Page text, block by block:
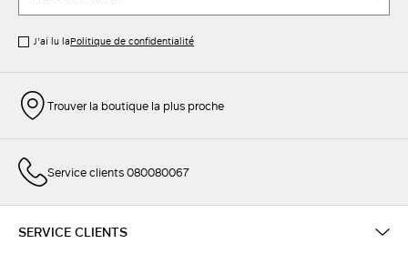
J’ai lu laPolitique de confidentialité
Trouver la boutique la plus proche
Service clients 080080067
SERVICE CLIENTS